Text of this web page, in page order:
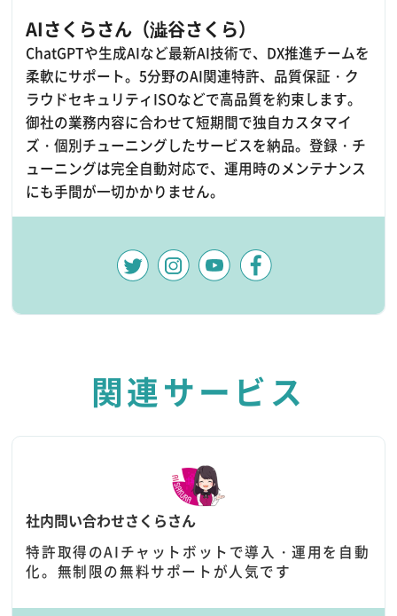
AIさくらさん（澁谷さくら）
ChatGPTや生成AIなど最新AI技術で、DX推進チームを
柔軟にサポート。5分野のAI関連特許、品質保証・ク
ラウドセキュリティISOなどで高品質を約束します。
御社の業務内容に合わせて短期間で独自カスタマイ
ズ・個別チューニングしたサービスを納品。登録・チ
ューニングは完全自動対応で、運用時のメンテナンス
にも手間が一切かかりません。
関連サービス
社内問い合わせさくらさん
特許取得のAIチャットボットで導入・運用を自動
化。無制限の無料サポートが人気です